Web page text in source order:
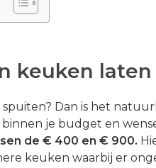
keuken
Dan is het
binnen je budget en
de € 400 en € 900.
keuken waarbij er